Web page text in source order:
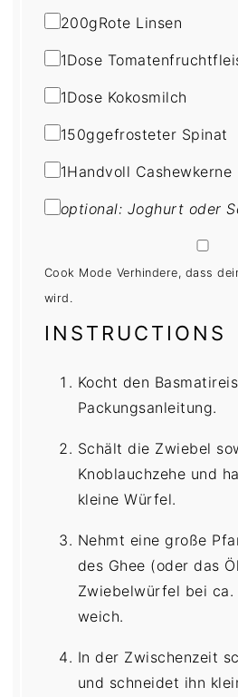
200gRote Linsen
1Dose
1Dose Kokosmilch
150ggefrosteter Spinat
1Handvoll Cashewkerne
optional: Joghurt oder
Cook Mode Verhindere, dass
wird.
INSTRUCTIONS
Kocht den
Packungsanleitung.
Schält die Zwiebel
Knoblauchzehe und
kleine Würfel.
Nehmt eine große
des Ghee (oder das
Zwiebelwürfel bei ca.
weich.
In der Zwischenzeit
und schneidet ihn